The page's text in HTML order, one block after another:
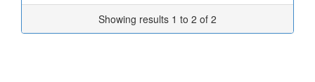
Showing results 1 to 2 of 2